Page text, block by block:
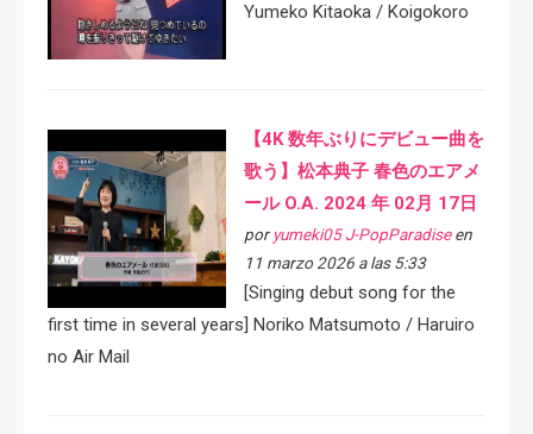
Yumeko Kitaoka / Koigokoro
【4K 数年ぶりにデビュー曲を
歌う】松本典子 春色のエアメ
ール O.A. 2024 年 02月 17日
por yumeki05 J-PopParadiseen
11 marzo 2026 a las 5:33
[Singing debut song for the
first time in several years] Noriko Matsumoto / Haruiro
no Air Mail